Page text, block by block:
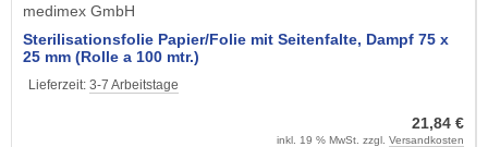
medimex GmbH
Sterilisationsfolie Papier/Folie mit Seitenfalte, Dampf 75 x
25 mm (Rolle a 100 mtr.)
Lieferzeit: 3-7 Arbeitstage
21,84 €
inkl. 19 % MwSt. zzgl. Versandkosten